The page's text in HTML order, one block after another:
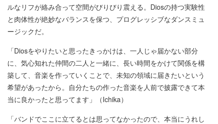
ルなリフが絡み合って空間がびりびり震える。Diosの持つ実験性
と肉体性が絶妙なバランスを保つ、プログレッシブなダンスミュ
ージックだ。
「Diosをやりたいと思ったきっかけは、一人じゃ届かない部分
に、気心知れた仲間の二人と一緒に、長い時間をかけて関係を構
築して、音楽を作っていくことで、未知の領域に届きたいという
希望があったから。自分たちの作った音楽を人前で披露できて本
当に良かったと思ってます」（Ichika）
「バンドでここに立てるとは思ってなかったので、本当にうれし